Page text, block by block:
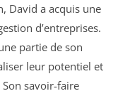
David a acquis une
d’entreprises.
partie de son
leur potentiel et
savoir-faire